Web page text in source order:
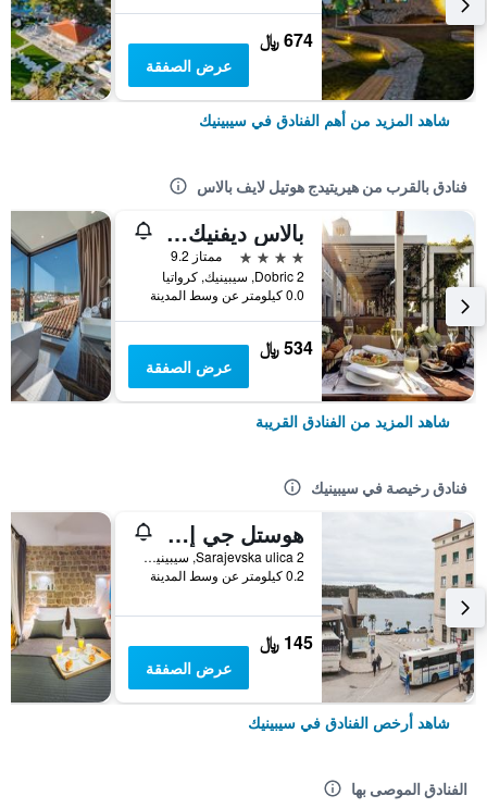
674 ﷼
عرض الصفقة
شاهد المزيد من أهم الفنادق في سيبينيك
فنادق بالقرب من هيريتيدج هوتيل لايف بالاس
بالاس ديفنيك باي أرميرون هيريتيدج هوتل
4 نجوم
ممتاز 9.2
Dobric 2, سيبينيك, كرواتيا
0.0 كيلومتر عن وسط المدينة
534 ﷼
عرض الصفقة
شاهد المزيد من الفنادق القريبة
فنادق رخيصة في سيبينيك
هوستل جي إل أو بي أو
Sarajevska ulica 2, سيبينيك, كرواتيا
0.2 كيلومتر عن وسط المدينة
145 ﷼
عرض الصفقة
شاهد أرخص الفنادق في سيبينيك
الفنادق الموصى بها